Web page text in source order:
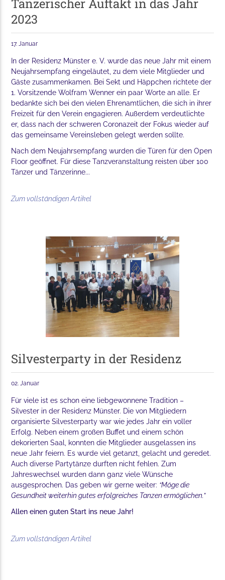
Tänzerischer Auftakt in das Jahr
2023
17. Januar
In der Residenz Münster e. V. wurde das neue Jahr mit einem
Neujahrsempfang eingeläutet, zu dem viele Mitglieder und
Gäste zusammenkamen. Bei Sekt und Häppchen richtete der
1. Vorsitzende Wolfram Wenner ein paar Worte an alle. Er
bedankte sich bei den vielen Ehrenamtlichen, die sich in ihrer
Freizeit für den Verein engagieren. Außerdem verdeutlichte
er, dass nach der schweren Coronazeit der Fokus wieder auf
das gemeinsame Vereinsleben gelegt werden sollte.
Nach dem Neujahrsempfang wurden die Türen für den Open
Floor geöffnet. Für diese Tanzveranstaltung reisten über 100
Tänzer und Tänzerinne...
Zum vollständigen Artikel
Silvesterparty in der Residenz
02. Januar
Für viele ist es schon eine liebgewonnene Tradition –
Silvester in der Residenz Münster. Die von Mitgliedern
organisierte Silvesterparty war wie jedes Jahr ein voller
Erfolg. Neben einem großen Buffet und einem schön
dekorierten Saal, konnten die Mitglieder ausgelassen ins
neue Jahr feiern. Es wurde viel getanzt, gelacht und geredet.
Auch diverse Partytänze durften nicht fehlen. Zum
Jahreswechsel wurden dann ganz viele Wünsche
ausgesprochen. Das geben wir gerne weiter: “Möge die
Gesundheit weiterhin gutes erfolgreiches Tanzen ermöglichen.”
Allen einen guten Start ins neue Jahr!
Zum vollständigen Artikel